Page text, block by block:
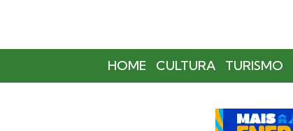
HOME CULTURA TURISMO